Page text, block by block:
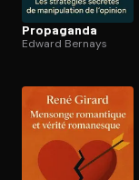
Propaganda
Edward Bernays